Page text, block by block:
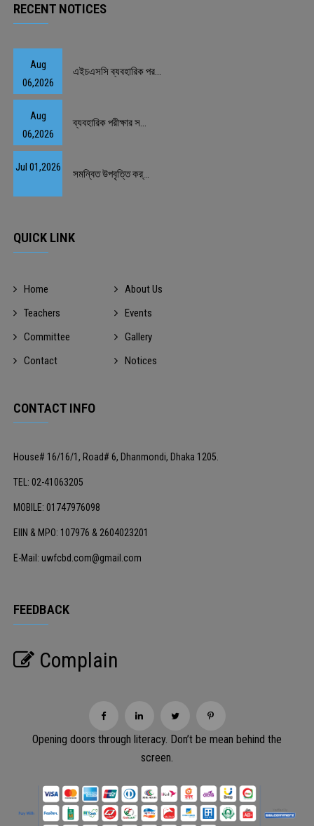
RECENT NOTICES
Aug
06,2026
এইচএসসি ব্যবহারিক পর...
Aug
06,2026
ব্যবহারিক পরীক্ষার স...
Jul 01,2026
সমন্বিত উপবৃত্তি কর্...
QUICK LINK
Home
About Us
Teachers
Events
Committee
Gallery
Contact
Notices
CONTACT INFO
House# 16/16/1, Road# 6, Dhanmondi, Dhaka 1205.
TEL: 02-41063205
MOBILE: 01747976098
EIIN & MPO: 107976 & 2604023201
E-Mail: uwfcbd.com@gmail.com
FEEDBACK
Complain
Opening doors through literacy. Don’t be mean behind the
screen.